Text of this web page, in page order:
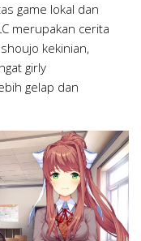
game lokal dan
merupakan cerita
kekinian,
girly
gelap dan